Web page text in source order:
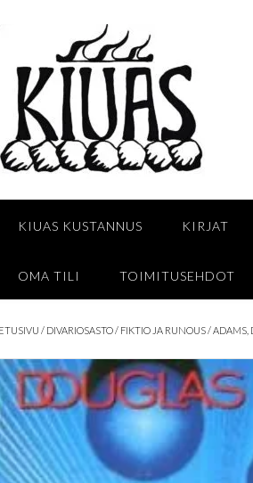
KIUAS KUSTANNUS KIRJAT
OMA TILI TOIMITUSEHDOT
ETUSIVU / DIVARIOSASTO/ FIKTIO JA RUNOUS/ ADAMS,